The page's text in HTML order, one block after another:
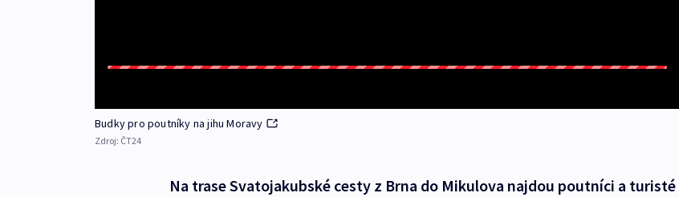
Budky pro poutníky na jihu Moravy
Zdroj: ČT24
Na trase Svatojakubské cesty z Brna do Mikulova najdou poutníci a turisté